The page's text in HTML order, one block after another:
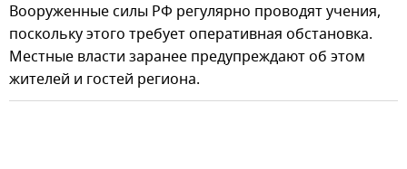
Вооруженные силы РФ регулярно проводят учения,
поскольку этого требует оперативная обстановка.
Местные власти заранее предупреждают об этом
жителей и гостей региона.